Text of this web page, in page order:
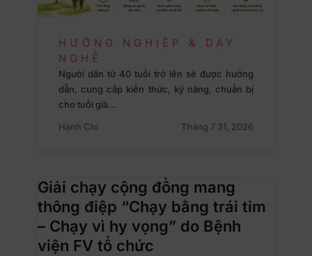
HƯỚNG NGHIỆP & DẠY
NGHỀ
Người dân từ 40 tuổi trở lên sẽ được hướng
dẫn, cung cấp kiến thức, kỹ năng, chuẩn bị
cho tuổi già…
Hạnh Chi
Tháng 7 31, 2026
Giải chạy cộng đồng mang
thông điệp “Chạy bằng trái tim
– Chạy vì hy vọng” do Bệnh
viện FV tổ chức